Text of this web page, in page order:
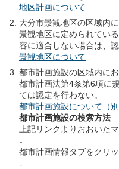
地区計画について
大分市景観地区の区域内
景観地区に定められてい
容に適合しない場合は、認
景観地区について
都市計画施設の区域内に
都市計画法第4条第6項に
ては認定を行わない。
都市計画施設について（
都市計画施設の検索方法
上記リンクよりおおいた
↓
都市計画情報タブをクリ
↓